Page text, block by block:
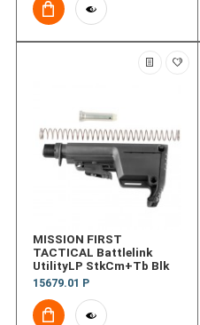
MISSION FIRST
TACTICAL Battlelink
UtilityLP StkCm+Tb Blk
15679.01 Р